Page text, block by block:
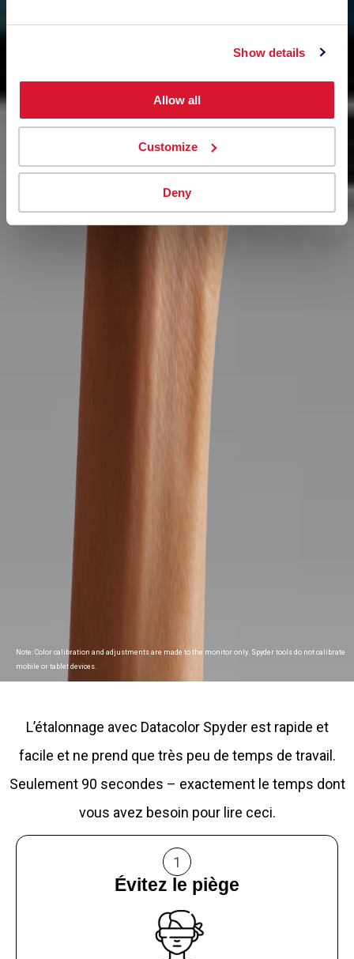
Show details
Allow all
Customize
Deny
Note: Color calibration and adjustments are made to the monitor only. Spyder tools do not calibrate
mobile or tablet devices.
L’étalonnage avec Datacolor Spyder est rapide et
facile et ne prend que très peu de temps de travail.
Seulement 90 secondes – exactement le temps dont
vous avez besoin pour lire ceci.
1
Évitez le piège